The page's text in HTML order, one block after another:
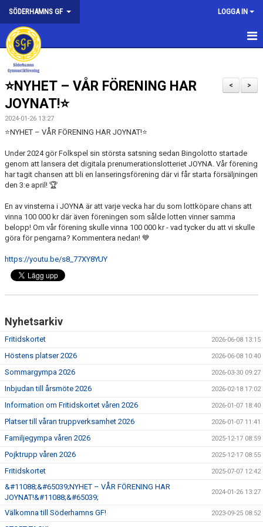
SÖDERHAMNS GF LOGGA IN
HEM
NYHETER
FÖRENINGEN
KONTAKTA OSS
HEDERSMEDLEMMAR
SPONSORER
KALAS
FÖRENINGEN I MEDIA
DOKUMENT
>
<
⭐️NYHET – VÅR FÖRENING HAR
JOYNAT!⭐️
2024-01-26 13:27
⭐️NYHET – VÅR FÖRENING HAR JOYNAT!⭐️
Under 2024 gör Folkspel sin största satsning sedan Bingolotto startade
genom att lansera det digitala prenumerationslotteriet JOYNA. Vår förening
har tagit chansen att bli en lanseringsförening där vi får starta försäljningen
den 3:e april! 🏆
En av vinsterna i JOYNA är att varje vecka har du som lottköpare chans att
vinna 100 000 kr där även föreningen som sålde lotten vinner samma
belopp! Om vår förening skulle vinna 100 000 kr - vad tycker du att vi skulle
göra för pengarna? Kommentera nedan! 💙
https://youtu.be/s8_77XY8YUY
Nyhetsarkiv
Fritidskortet 2026-06-08 13:15
Höstens platser 2026 2026-06-08 10:40
Sommargympa 2026 2026-03-30 09:27
Inbjudan till årsmöte 2026 2026-02-18 17:02
Information om Fritidskortet våren 2026 2026-01-07 18:40
Platser till våran truppverksamhet 2026 2026-01-07 11:41
Familjegympa våren 2026 2025-12-17 08:59
Pojktrupp våren 2026 2025-12-17 08:55
Fritidskortet 2025-07-07 12:42
&#11088;&#65039;NYHET – VÅR FÖRENING HAR
JOYNAT!&#11088;&#65039;
2024-01-26 13:27
Välkomna till Söderhamns GF! 2023-09-25 08:52